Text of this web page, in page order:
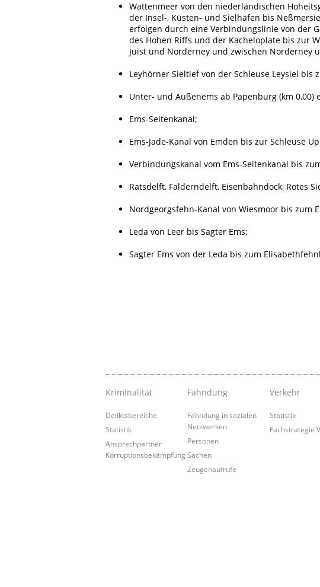
Wattenmeer von den niederländischen
der Insel-, Küsten- und Sielhäfen bis
erfolgen durch eine Verbindungslinie von der
des Hohen Riffs und der Kacheloplate bis zur
Juist und Norderney und zwischen Norderney
Leyhörner Sieltief von der Schleuse Leysiel bis
Unter- und Außenems ab Papenburg (km
Ems-Seitenkanal;
Ems-Jade-Kanal von Emden bis zur Schleuse
Verbindungskanal vom Ems-Seitenkanal bis
Ratsdelft, Falderndelft, Eisenbahndock, Rotes
Nordgeorgsfehn-Kanal von Wiesmoor bis zum
Leda von Leer bis Sagter Ems;
Sagter Ems von der Leda bis zum
Kriminalität
Deliktsbereiche
Statistik
Ansprechpartner
Korruptionsbekämpfung
Fahndung
Fahndung in sozialen
Netzwerken
Personen
Sachen
Zeugenaufrufe
Verkehr
Statistik
Fachstrategie